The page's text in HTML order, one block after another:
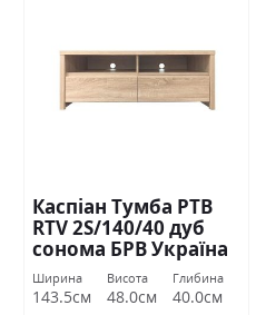
Каспіан Тумба РТВ
RTV 2S/140/40 дуб
сонома БРВ Україна
Ширина
143.5см
Висота
48.0см
Глибина
40.0см